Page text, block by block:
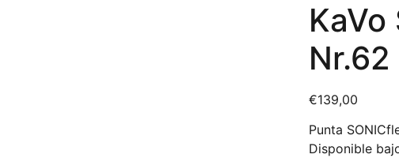
Nr.62
€139,00
Punta
Disponible